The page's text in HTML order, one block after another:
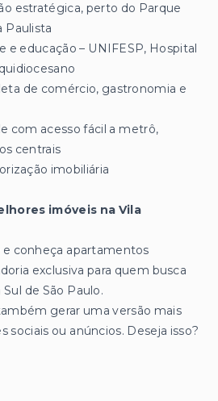
estratégica, perto do Parque
Paulista
educação – UNIFESP, Hospital
de comércio, gastronomia e
com acesso fácil a metrô,
centrais
imobiliária
imóveis na Vila
e conheça apartamentos
exclusiva para quem busca
de São Paulo.
gerar uma versão mais
sociais ou anúncios. Deseja isso?